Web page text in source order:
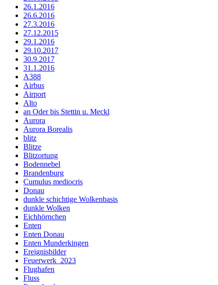
26.1.2016
26.6.2016
27.3.2016
27.12.2015
29.1.2016
29.10.2017
30.9.2017
31.1.2016
A388
Airbus
Airport
Alto
an Oder bis Stettin u. Meckl
Aurora
Aurora Borealis
blitz
Blitze
Blitzortung
Bodennebel
Brandenburg
Cumulus mediocris
Donau
dunkle schichtige Wolkenbasis
dunkle Wolken
Eichhörnchen
Enten
Enten Donau
Enten Munderkingen
Ereignisbilder
Feuerwerk_2023
Flughafen
Fluss